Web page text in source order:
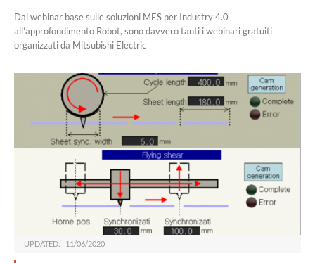
Dal webinar base sulle soluzioni MES per Industry 4.0
all’approfondimento Robot, sono davvero tanti i webinari gratuiti
organizzati da Mitsubishi Electric
UPDATED: 11/06/2020